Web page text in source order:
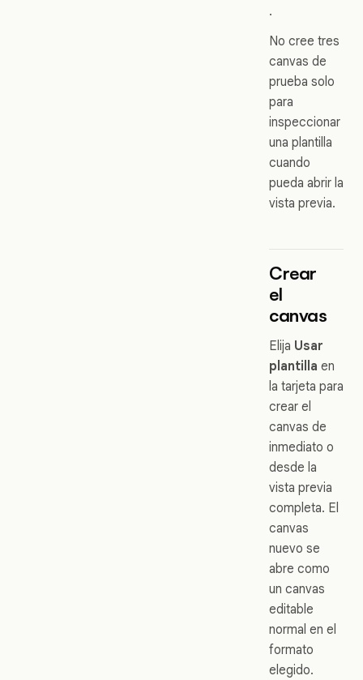
.
No cree tres
canvas de
prueba solo
para
inspeccionar
una plantilla
cuando
pueda abrir la
vista previa.
Crear
el
canvas
Elija Usar
plantilla en
la tarjeta para
crear el
canvas de
inmediato o
desde la
vista previa
completa. El
canvas
nuevo se
abre como
un canvas
editable
normal en el
formato
elegido.